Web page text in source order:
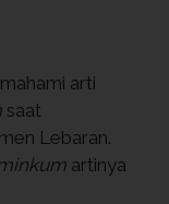
arti
saat
Lebaran.
artinya